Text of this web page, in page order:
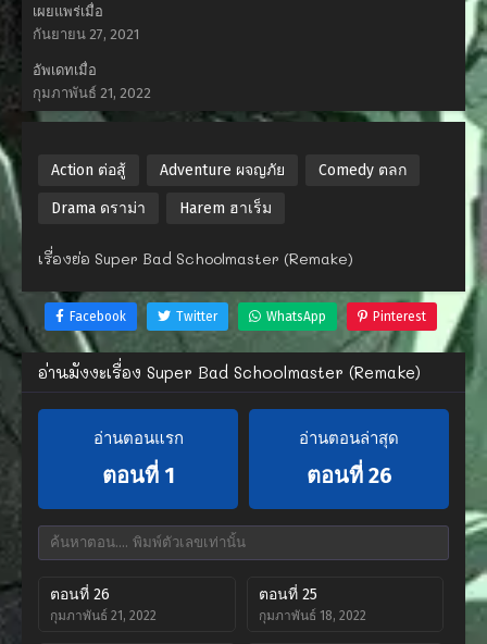
เผยแพร่เมื่อ
กันยายน 27, 2021
อัพเดทเมื่อ
กุมภาพันธ์ 21, 2022
Action ต่อสู้ Adventure ผจญภัย Comedy ตลก
Drama ดราม่า Harem ฮาเร็ม
เรื่องย่อ Super Bad Schoolmaster (Remake)
Facebook Twitter WhatsApp Pinterest
อ่านมังงะเรื่อง Super Bad Schoolmaster (Remake)
อ่านตอนแรก
ตอนที่ 1
อ่านตอนล่าสุด
ตอนที่ 26
ตอนที่ 26
กุมภาพันธ์ 21, 2022
ตอนที่ 25
กุมภาพันธ์ 18, 2022